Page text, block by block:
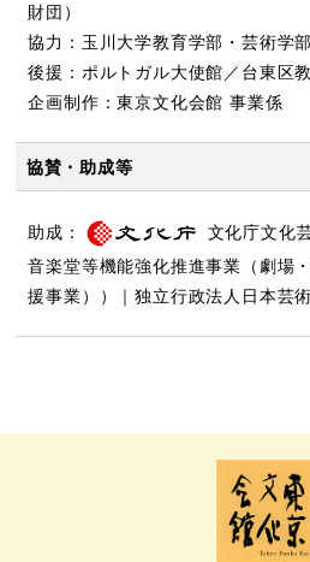
財団）
協力：玉川大学教育学部・芸術学
後援：ポルトガル大使館／台東区
企画制作：東京文化会館 事業係
協賛・助成等
助成：
文化庁文化
音楽堂等機能強化推進事業（劇場
援事業））｜独立行政法人日本芸